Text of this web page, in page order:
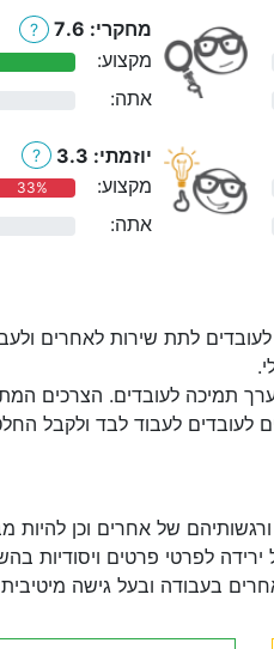
מחקרי: 7.6 ?
מקצוע:
אתה:
יוזמתי: 3.3 ?
מקצוע: 33%
אתה:
לתת שירות לאחרים
תמיכה לעובדים. הצרכים
לעבוד לבד ולקבל
של אחרים וכן להיות
לפרטי פרטים ויסודיות
בעבודה ובעל גישה מיטיבית